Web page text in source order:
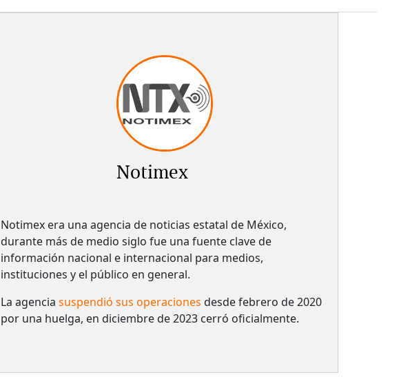
Notimex
Notimex era una agencia de noticias estatal de México,
durante más de medio siglo fue una fuente clave de
información nacional e internacional para medios,
instituciones y el público en general.
La agencia suspendió sus operaciones desde febrero de 2020
por una huelga, en diciembre de 2023 cerró oficialmente.